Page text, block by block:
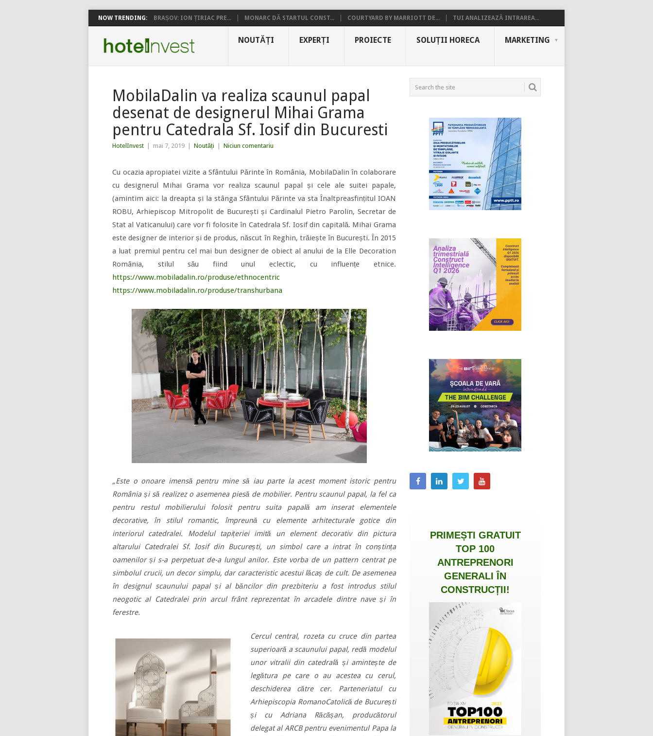
NOW TRENDING: BRAȘOV: ION ȚIRIAC PRE... MONARC DĂ STARTUL CONST... COURTYARD BY MARRIOTT DE... TUI ANALIZEAZĂ INTRAREA...
NOUTĂȚI EXPERȚI PROIECTE SOLUȚII HORECA MARKETING
MobilaDalin va realiza scaunul papal
desenat de designerul Mihai Grama
pentru Catedrala Sf. Iosif din Bucuresti
HotelInvest mai 7, 2019 Noutăți Niciun comentariu
Cu ocazia apropiatei vizite a Sfântului Părinte în România, MobilaDalin în colaborare
cu designerul Mihai Grama vor realiza scaunul papal și cele ale suitei papale,
(amintim aici: la dreapta și la stânga Sfântului Părinte va sta Înaltpreasfințitul IOAN
ROBU, Arhiepiscop Mitropolit de București și Cardinalul Pietro Parolin, Secretar de
Stat al Vaticanului) care vor fi folosite în Catedrala Sf. Iosif din capitală. Mihai Grama
este designer de interior și de produs, născut în Reghin, trăiește în București. În 2015
a luat premiul pentru cel mai bun designer de obiect al anului de la Elle Decoration
România, stilul său fiind unul eclectic, cu influențe etnice.
https://www.mobiladalin.ro/produse/ethnocentric
https://www.mobiladalin.ro/produse/transhurbana
„Este o onoare imensă pentru mine să iau parte la acest moment istoric pentru
România și să realizez o asemenea piesă de mobilier. Pentru scaunul papal, la fel ca
pentru restul mobilierului folosit pentru suita papală am inserat elementele
decorative, în stilul romantic, împreună cu elemente arhitecturale gotice din
interiorul catedralei. Modelul tapițeriei imită un element decorativ din pictura
altarului Catedralei Sf. Iosif din București, un simbol care a intrat în conștința
oamenilor și s-a perpetuat de-a lungul anilor. Este vorba de un pattern centrat pe
simbolul crucii, un decor simplu, dar caracteristic acestui lăcaș de cult. De asemenea
în designul scaunului papal și al băncilor din prezbiteriu a fost introdus stilul
neogotic al Catedralei prin arcul frânt reprezentat în arcadele dintre nave și în
ferestre.
Cercul central, rozeta cu cruce din partea
superioară a scaunului papal, redă modelul
unor vitralii din catedrală și amintește de
legătura pe care o au acestea cu cerul,
deschiderea către cer. Parteneriatul cu
Arhiepiscopia RomanoCatolică de București
și cu Adriana Răcășan, producătorul
delegat al ARCB pentru evenimentul Papa la
PRIMEȘTI GRATUIT
TOP 100
ANTREPRENORI
GENERALI ÎN
CONSTRUCȚII!